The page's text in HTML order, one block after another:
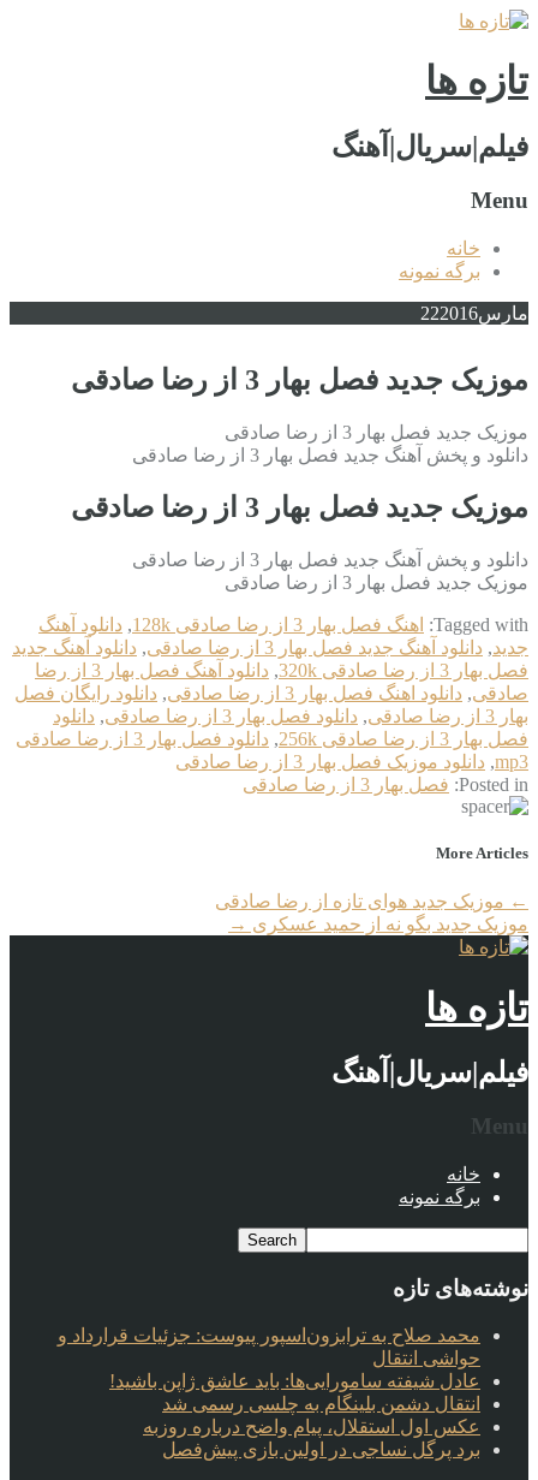
تازه ها
فیلم|سریال|آهنگ
Menu
خانه
برگه نمونه
مارس 222016
موزیک جدید فصل بهار 3 از رضا صادقی
موزیک جدید فصل بهار 3 از رضا صادقی
دانلود و پخش آهنگ جدید فصل بهار 3 از رضا صادقی
موزیک جدید فصل بهار 3 از رضا صادقی
دانلود و پخش آهنگ جدید فصل بهار 3 از رضا صادقی
موزیک جدید فصل بهار 3 از رضا صادقی
Tagged with: اهنگ فصل بهار 3 از رضا صادقی 128k , دانلود آهنگ
جدید, دانلود آهنگ جدید فصل بهار 3 از رضا صادقی , دانلود آهنگ جدید
فصل بهار 3 از رضا صادقی 320k
,
دانلود آهنگ فصل بهار 3 از رضا
صادقی, دانلود اهنگ فصل بهار 3 از رضا صادقی , دانلود رایگان فصل
بهار 3 از رضا صادقی
, دانلود فصل بهار 3 از رضا صادقی , دانلود
فصل بهار 3 از رضا صادقی 256k
,
دانلود فصل بهار 3 از رضا صادقی
mp3
, دانلود موزیک فصل بهار 3 از رضا صادقی
Posted in: فصل بهار 3 از رضا صادقی
More Articles
← موزیک جدید هوای تازه از رضا صادقی
موزیک جدید بگو نه از حمید عسکری →
تازه ها
فیلم|سریال|آهنگ
Menu
خانه
برگه نمونه
نوشته‌های تازه
محمد صلاح به ترابزون‌اسپور پیوست: جزئیات قرارداد و
حواشی انتقال
عادل شیفته سامورایی‌ها: باید عاشق ژاپن باشید!
انتقال دشمن بلینگام به چلسی رسمی شد
عکس اول استقلال، پیام واضح درباره روزبه
برد پرگل نساجی در اولین بازی پیش‌فصل